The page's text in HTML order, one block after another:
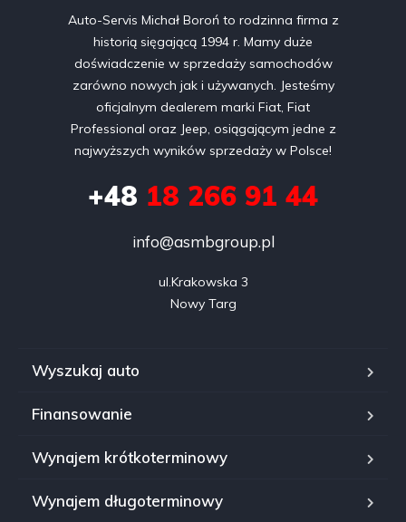
Auto-Servis Michał Boroń to rodzinna firma z
historią sięgającą 1994 r. Mamy duże
doświadczenie w sprzedaży samochodów
zarówno nowych jak i używanych. Jesteśmy
oficjalnym dealerem marki Fiat, Fiat
Professional oraz Jeep, osiągającym jedne z
najwyższych wyników sprzedaży w Polsce!
+48 18 266 91 44
info@asmbgroup.pl
ul.Krakowska 3
Nowy Targ
Wyszukaj auto
Finansowanie
Wynajem krótkoterminowy
Wynajem długoterminowy